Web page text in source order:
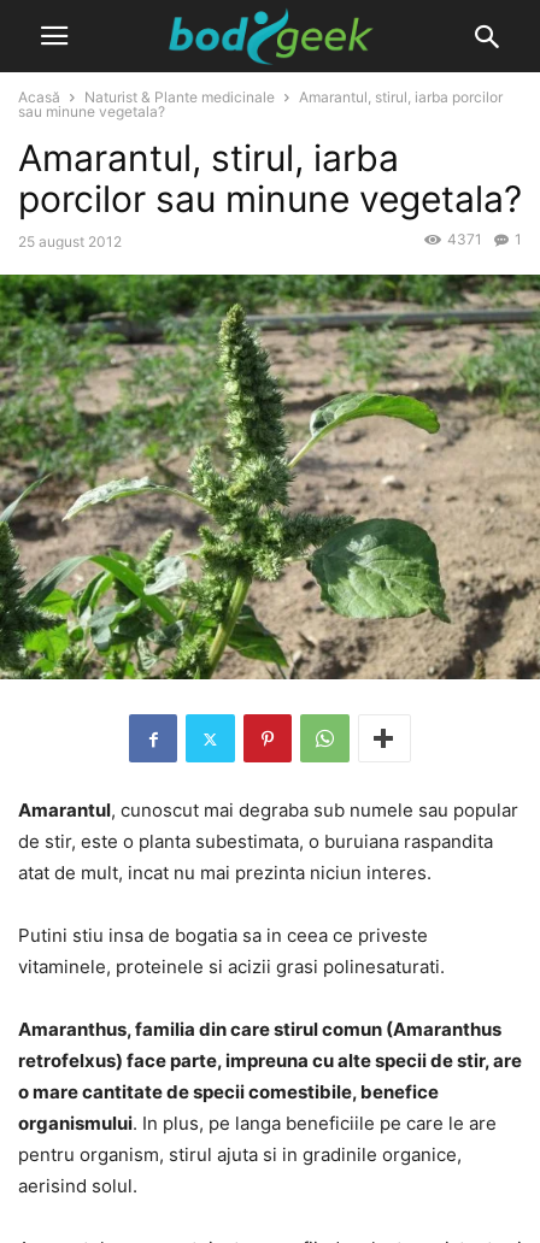
Acasă Naturist & Plante medicinale
Amarantul, stirul, iarba porcilor
sau minune vegetala?
Amarantul, stirul, iarba
porcilor sau minune vegetala?
25 august 2012 1
4371
Amarantul, cunoscut mai degraba sub numele sau popular
de stir, este o planta subestimata, o buruiana raspandita
atat de mult, incat nu mai prezinta niciun interes.
Putini stiu insa de bogatia sa in ceea ce priveste
vitaminele, proteinele si acizii grasi polinesaturati.
Amaranthus, familia din care stirul comun (Amaranthus
retrofelxus) face parte, impreuna cu alte specii de stir, are
o mare cantitate de specii comestibile, benefice
organismului. In plus, pe langa beneficiile pe care le are
pentru organism, stirul ajuta si in gradinile organice,
aerisind solul.